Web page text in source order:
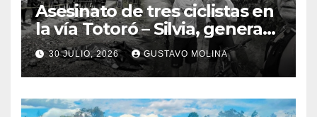
Asesinato de tres ciclistas en
la vía Totoró – Silvia, genera
consternación en el Cauca
30 JULIO, 2026 GUSTAVO MOLINA